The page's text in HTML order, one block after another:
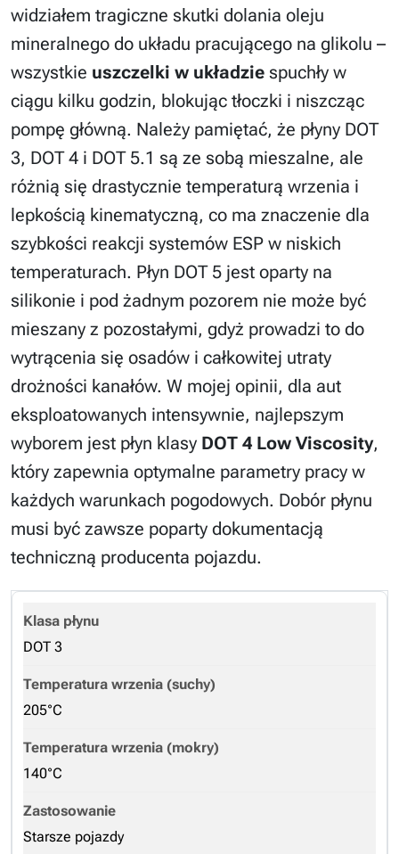
widziałem tragiczne skutki dolania oleju
mineralnego do układu pracującego na glikolu –
wszystkie uszczelki w układzie spuchły w
ciągu kilku godzin, blokując tłoczki i niszcząc
pompę główną. Należy pamiętać, że płyny DOT
3, DOT 4 i DOT 5.1 są ze sobą mieszalne, ale
różnią się drastycznie temperaturą wrzenia i
lepkością kinematyczną, co ma znaczenie dla
szybkości reakcji systemów ESP w niskich
temperaturach. Płyn DOT 5 jest oparty na
silikonie i pod żadnym pozorem nie może być
mieszany z pozostałymi, gdyż prowadzi to do
wytrącenia się osadów i całkowitej utraty
drożności kanałów. W mojej opinii, dla aut
eksploatowanych intensywnie, najlepszym
wyborem jest płyn klasy DOT 4 Low Viscosity,
który zapewnia optymalne parametry pracy w
każdych warunkach pogodowych. Dobór płynu
musi być zawsze poparty dokumentacją
techniczną producenta pojazdu.
DOT 3
205°C
140°C
Starsze pojazdy